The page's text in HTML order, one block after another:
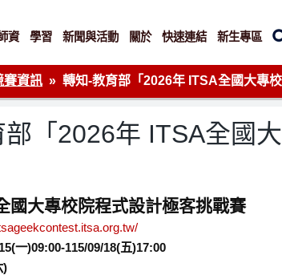
資 學習 新聞與活動 關於 快速連結 新生專區
賽資訊 轉知-教育部「2026年 ITSA全國大專
「2026年 ITSA全國
國大專校院程式設計極客挑戰賽
一)09:00-115/09/18(五)17:00
)